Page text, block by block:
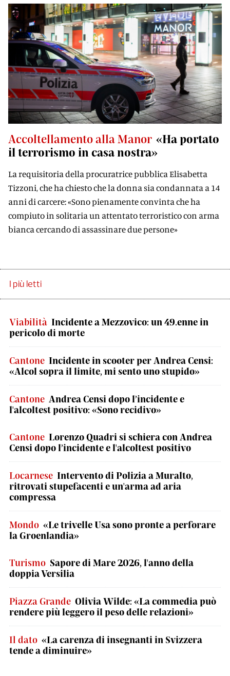
Accoltellamento alla Manor «Ha portato
il terrorismo in casa nostra»
La requisitoria della procuratrice pubblica Elisabetta
Tizzoni, che ha chiesto che la donna sia condannata a 14
anni di carcere: «Sono pienamente convinta che ha
compiuto in solitaria un attentato terroristico con arma
bianca cercando di assassinare due persone»
I più letti
Viabilità Incidente a Mezzovico: un 49.enne in
pericolo di morte
Cantone Incidente in scooter per Andrea Censi:
«Alcol sopra il limite, mi sento uno stupido»
Cantone Andrea Censi dopo l’incidente e
l'alcoltest positivo: «Sono recidivo»
Cantone Lorenzo Quadri si schiera con Andrea
Censi dopo l’incidente e l'alcoltest positivo
Locarnese Intervento di Polizia a Muralto,
ritrovati stupefacenti e un'arma ad aria
compressa
Mondo «Le trivelle Usa sono pronte a perforare
la Groenlandia»
Turismo Sapore di Mare 2026, l'anno della
doppia Versilia
Piazza Grande Olivia Wilde: «La commedia può
rendere più leggero il peso delle relazioni»
Il dato «La carenza di insegnanti in Svizzera
tende a diminuire»